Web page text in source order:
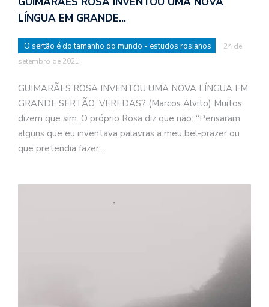
LÍNGUA EM GRANDE…
O sertão é do tamanho do mundo - estudos rosianos
24 de
setembro de 2021
GUIMARÃES ROSA INVENTOU UMA NOVA LÍNGUA EM
GRANDE SERTÃO: VEREDAS? (Marcos Alvito) Muitos
dizem que sim. O próprio Rosa diz que não: “Pensaram
alguns que eu inventava palavras a meu bel-prazer ou
que pretendia fazer…